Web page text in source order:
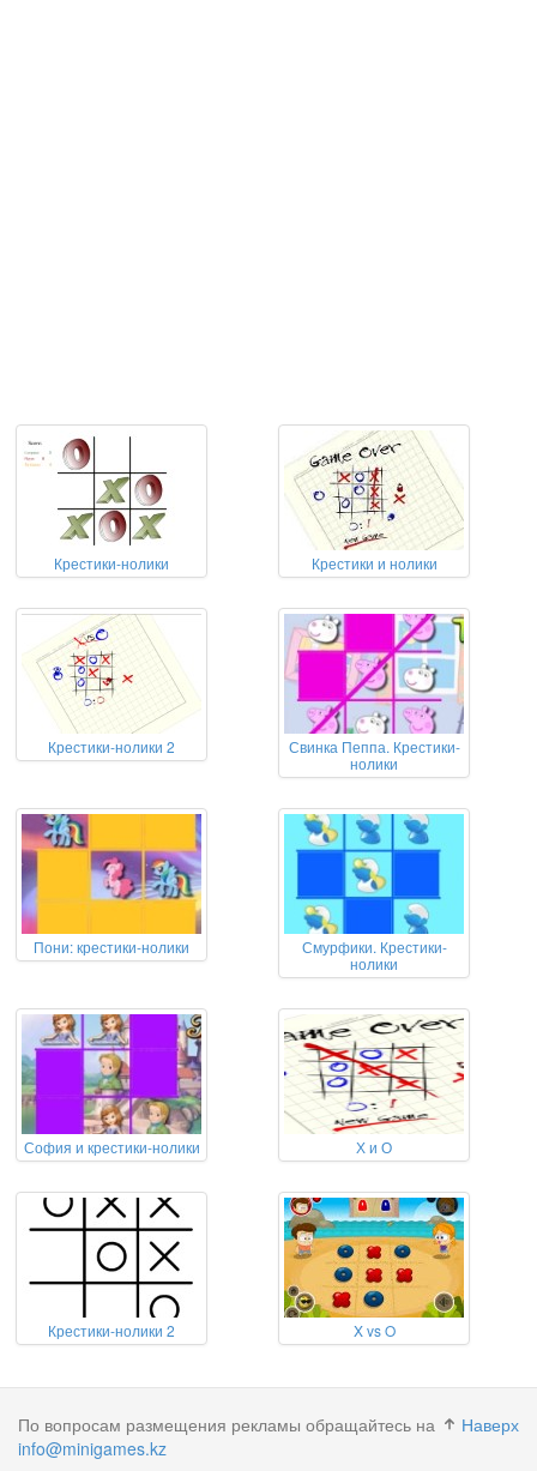
Крестики-нолики Крестики и нолики
Крестики-нолики 2
Свинка Пеппа. Крестики-
нолики
Пони: крестики-нолики
Смурфики. Крестики-
нолики
София и крестики-нолики Х и О
Крестики-нолики 2 X vs O
Наверх
По вопросам размещения рекламы обращайтесь на
info@minigames.kz